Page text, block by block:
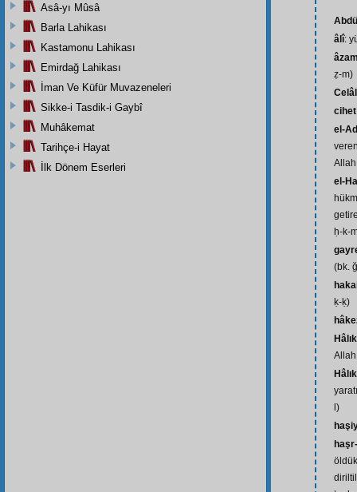
âlî:
ẓ-m)
cihet
el-
el-
ḥ-k-
(bk.
ḳ-ḳ)
Hâlık
l)
Asâ-yı Mûsâ
Barla Lahikası
Kastamonu Lahikası
Emirdağ Lahikası
İman Ve Küfür Muvazeneleri
Sikke-i Tasdik-i Gaybî
Muhâkemat
Tarihçe-i Hayat
İlk Dönem Eserleri